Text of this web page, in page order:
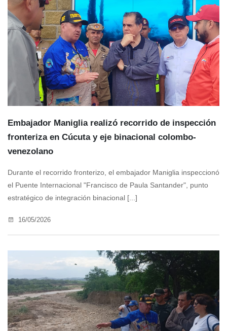
Embajador Maniglia realizó recorrido de inspección
fronteriza en Cúcuta y eje binacional colombo-
venezolano
Durante el recorrido fronterizo, el embajador Maniglia inspeccionó
el Puente Internacional "Francisco de Paula Santander", punto
estratégico de integración binacional [...]
16/05/2026